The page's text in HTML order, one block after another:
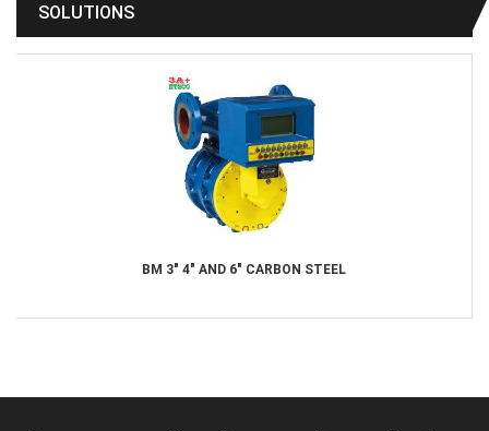
SOLUTIONS
BM 3" 4" AND 6" CARBON STEEL